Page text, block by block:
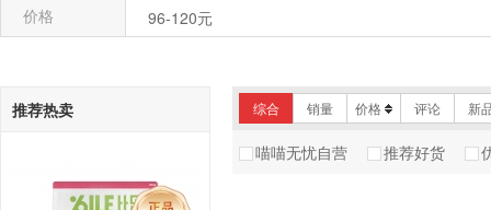
威尔逊
Petmaster佩玛思特 阿飞和巴弟
价格 96-120元
推荐热卖 综合 销量 价格 评论 新
喵喵无忧自营 推荐好货